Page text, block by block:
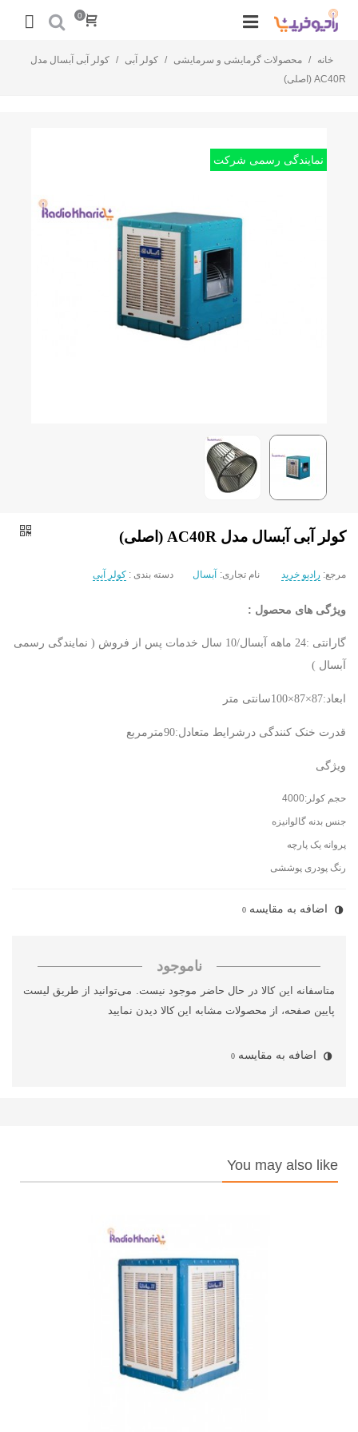
0
خانه / محصولات گرمایشی و سرمایشی / کولر آبی / کولر آبی آبسال مدل
AC40R (اصلی)
نمایندگی رسمی شرکت
کولر آبی آبسال مدل AC40R (اصلی)
مرجع: رادیو خرید نام تجاری: آبسال دسته بندی : کولر آبی
ویژگی های محصول :
گارانتی :24 ماهه آبسال/10 سال خدمات پس از فروش ( نمایندگی رسمی
آبسال )
ابعاد:87×87×100سانتی متر
قدرت خنک کنندگی درشرایط متعادل:90مترمربع
ویژگی
حجم کولر:4000
جنس بدنه گالوانیزه
پروانه یک پارچه
رنگ پودری پوششی
اضافه به مقایسه 0
ناموجود
متاسفانه این کالا در حال حاضر موجود نیست. می‌توانید از طریق لیست
پایین صفحه، از محصولات مشابه این کالا دیدن نمایید
اضافه به مقایسه 0
You may also like